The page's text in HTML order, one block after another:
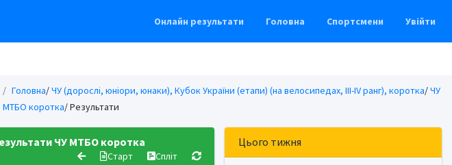
Онлайн результати Головна Спортсмени Увійти
Головна/ЧУ (дорослі, юніори, юнаки), Кубок України (етапи) (на велосипедах, ІІІ-ІV ранг), коротка/ЧУ
МТБО коротка/ Результати
ЧУ МТБО коротка
Старт Спліт
Цього тижня